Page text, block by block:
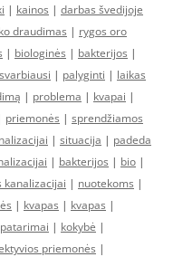
| kainos | darbas švedijoje
draudimas | rygos oro
| biologinės | bakterijos |
svarbiausi | palyginti | laikas
| problema | kvapai |
priemonės | sprendžiamos
| situacija | padeda
| bakterijos | bio |
kanalizacijai | nuotekoms |
| kvapas | kvapas |
patarimai | kokybė |
priemonės |